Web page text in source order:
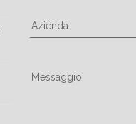
Azienda
Messaggio